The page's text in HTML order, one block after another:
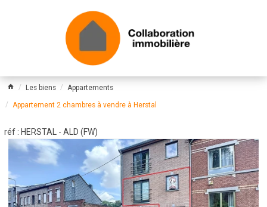
Les biens Appartements
Appartement 2 chambres à vendre à Herstal
réf : HERSTAL - ALD (FW)